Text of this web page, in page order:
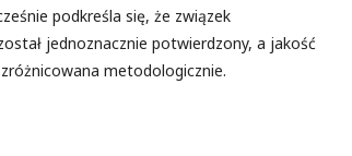
podkreśla się, że związek
jednoznacznie potwierdzony, a jakość
metodologicznie.